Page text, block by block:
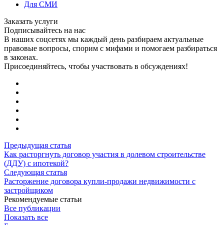
Для СМИ
Заказать услуги
Подписывайтесь на нас
В наших соцсетях мы каждый день разбираем актуальные
правовые вопросы, спорим с мифами и помогаем разбираться
в законах.
Присоединяйтесь, чтобы участвовать в обсуждениях!
Предыдущая статья
Как расторгнуть договор участия в долевом строительстве
(ДДУ) с ипотекой?
Следующая статья
Расторжение договора купли-продажи недвижимости с
застройщиком
Рекомендуемые статьи
Все публикации
Показать все